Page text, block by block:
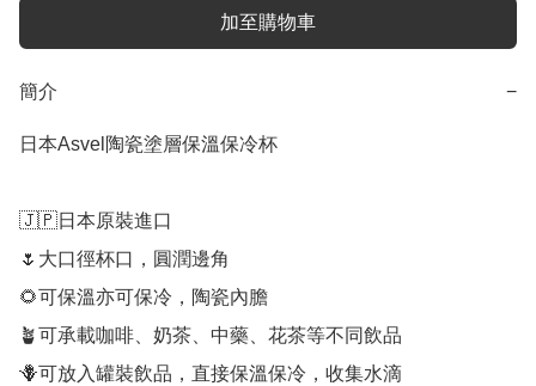
加至購物車
簡介 −
日本Asvel陶瓷塗層保溫保冷杯
🇯🇵日本原裝進口
🌷大口徑杯口，圓潤邊角
🌻可保溫亦可保冷，陶瓷內膽
🪴可承載咖啡、奶茶、中藥、花茶等不同飲品
🪻可放入罐裝飲品，直接保溫保冷，收集水滴